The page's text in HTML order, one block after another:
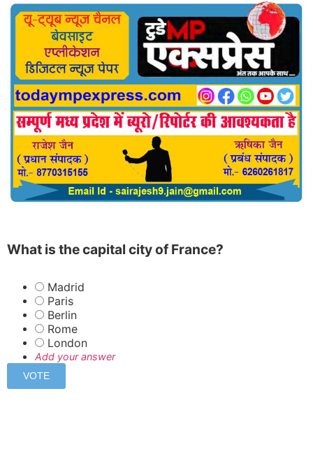
What is the capital city of France?
Madrid
Paris
Berlin
Rome
London
Add your answer